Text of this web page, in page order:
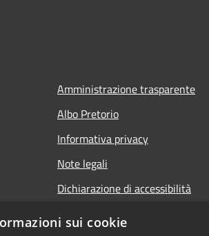
Amministrazione trasparente
Albo Pretorio
Informativa privacy
Note legali
Dichiarazione di accessibilità
sui cookie